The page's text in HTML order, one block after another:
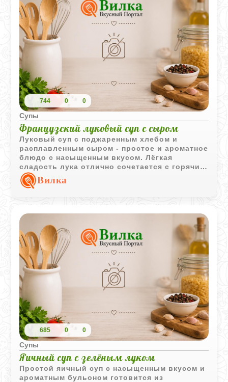
744 0 0
Супы
Французский луковый суп с сыром
Луковый суп с поджаренным хлебом и
расплавленным сыром - простое и ароматное
блюдо с насыщенным вкусом. Лёгкая
сладость лука отлично сочетается с горячим
бульоном и хрустящими гренками.
Вилка
685 0 0
Супы
Яичный суп с зелёным луком
Простой яичный суп с насыщенным вкусом и
ароматным бульоном готовится из